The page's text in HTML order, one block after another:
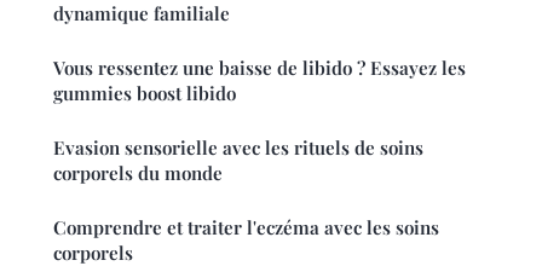
dynamique familiale
Vous ressentez une baisse de libido ? Essayez les
gummies boost libido
Evasion sensorielle avec les rituels de soins
corporels du monde
Comprendre et traiter l'eczéma avec les soins
corporels